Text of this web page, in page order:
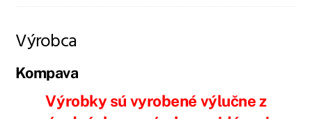
Výrobca
Kompava
Výrobky sú vyrobené výlučne z